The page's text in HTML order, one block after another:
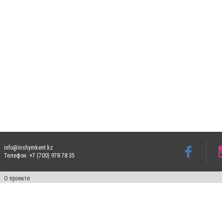
info@inshymkent.kz
Телефон: +7 (700) 978 78 35
О проекте